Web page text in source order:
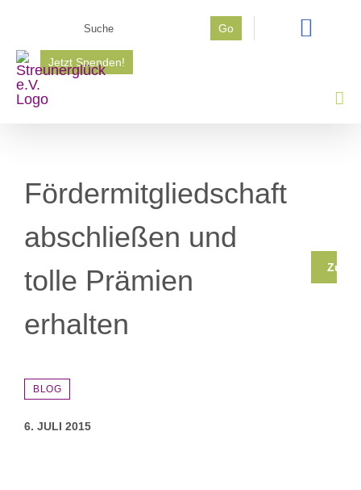
springen
Go
Jetzt Spenden!
Fördermitgliedschaft
abschließen und
tolle Prämien
erhalten
BLOG
6. JULI 2015